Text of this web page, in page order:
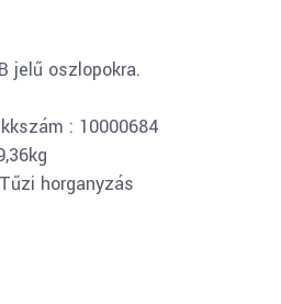
jelű oszlopokra.
: 10000684
horganyzás